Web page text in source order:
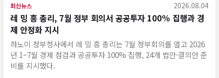
최신뉴스 2026.08.04
레 밍 흥 총리, 7월 정부 회의서 공공투자 100% 집행과 경
제 안정화 지시
하노이 정부청사에서 레 밍 흥 총리는 7월 정부회의를 열고 2026
년 1~7월 경제 점검과 공공투자 100% 집행, 24개 법안·결의안 준
비를 지시했다.